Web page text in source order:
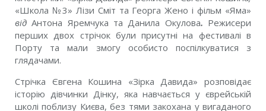
«Школа №3» Лізи Сміт та Георга Жено і фільм «Яма»
від Антона Яремчука та Данила Окулова. Режисери
перших двох стрічок були присутні на фестивалі в
Порту та мали змогу особисто поспілкуватися з
глядачами.
Стрічка Євгена Кошина «Зірка Давида» розповідає
історію дівчинки Дінку, яка навчається у єврейській
школі поблизу Києва, без тями закохана у вигаданого